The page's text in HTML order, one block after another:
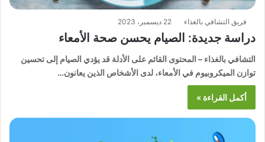
فريق التشافي بالغذاء 22 ديسمبر، 2023
دراسة جديدة: الصيام يحسن صحة الأمعاء
التشافي بالغذاء – المحتوى القائم على الأدلة قد يؤدي الصيام إلى تحسين
توازن الميكروبيوم في الأمعاء، لدى الأشخاص الذين يعانون…
أكمل القراءة »